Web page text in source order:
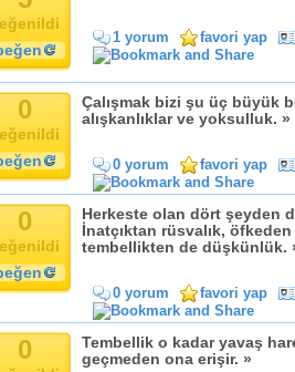
1 yorum favori yap
0
Çalışmak bizi şu üç büyük
alışkanlıklar ve yoksulluk. »
0 yorum favori yap
0
Herkeste olan dört şeyden
İnatçıktan rüsvalık,
tembellikten de düşkünlük.
0 yorum favori yap
0
Tembellik o kadar yavaş
geçmeden ona erişir. »